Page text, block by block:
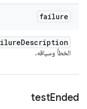
failure
Description
الخطأ وسياقه.
testEnded